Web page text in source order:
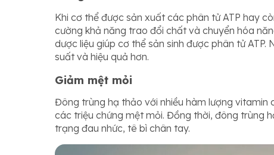
Khi cơ thể được sản xuất các phân tử ATP hay
cường khả năng trao đổi chất và chuyển hóa
dược liệu giúp cơ thể sản sinh được phân tử
suất và hiệu quả hơn.
Giảm mệt mỏi
Đông trùng hạ thảo với nhiều hàm lượng vitamin
các triệu chứng mệt mỏi. Đồng thời, đông trùng
trạng đau nhức, tê bì chân tay.